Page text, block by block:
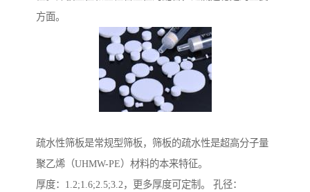
方面。
疏水性筛板是常规型筛板，筛板的疏水性是超高分子量
聚乙烯（UHMW-PE）材料的本来特征。
厚度：1.2;1.6;2.5;3.2，更多厚度可定制。 孔径：